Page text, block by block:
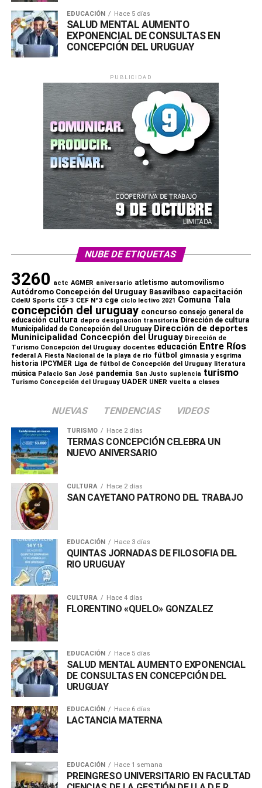
Comparte esto:
Facebook WhatsApp
Comparte esto:
X Facebook WhatsApp Imprimir
EDUCACIÓN Hace 5 días
SALUD MENTAL AUMENTO
EXPONENCIAL DE CONSULTAS EN
CONCEPCIÓN DEL URUGUAY
PUBLICIDAD
NUBE DE ETIQUETAS
3260 actc AGMER aniversario atletismo automovilismo
Autódromo Concepción del Uruguay Basavilbaso capacitación
CdelU Sports CEF 3 CEF N°3 cge ciclo lectivo 2021 Comuna Tala
concepción del uruguay concurso consejo general de
educación cultura depro designación transitoria Dirección de cultura
Municipalidad de Concepción del Uruguay Dirección de deportes
Muninicipalidad Concecpión del Uruguay Dirección de
Turismo Concepción del Uruguay docentes educación Entre Ríos
federal A Fiesta Nacional de la playa de rio fútbol gimnasia y esgrima
historia IPCYMER Liga de fútbol de Concepción del Uruguay literatura
música Palacio San José pandemia San Justo suplencia turismo
Turismo Concepción del Uruguay UADER UNER vuelta a clases
NUEVAS TENDENCIAS VIDEOS
TURISMO Hace 2 días
TERMAS CONCEPCIÓN CELEBRA UN
NUEVO ANIVERSARIO
CULTURA Hace 2 días
SAN CAYETANO PATRONO DEL TRABAJO
EDUCACIÓN Hace 3 días
QUINTAS JORNADAS DE FILOSOFIA DEL
RIO URUGUAY
CULTURA Hace 4 días
FLORENTINO «QUELO» GONZALEZ
EDUCACIÓN Hace 5 días
SALUD MENTAL AUMENTO EXPONENCIAL
DE CONSULTAS EN CONCEPCIÓN DEL
URUGUAY
EDUCACIÓN Hace 6 días
LACTANCIA MATERNA
EDUCACIÓN Hace 1 semana
PREINGRESO UNIVERSITARIO EN FACULTAD